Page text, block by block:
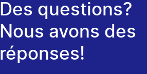
Des questions?
Nous avons des
réponses!